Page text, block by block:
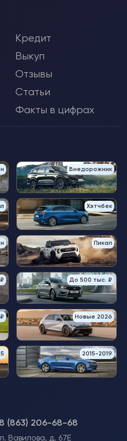
Кредит
Выкуп
Отзывы
Статьи
Факты в цифрах
Внедорожник
Хэтчбек
Пикап
До 500 тыс. ₽
Новые 2026
2015-2019
8 (863) 206-68-68
Вавилова, д. 67Е